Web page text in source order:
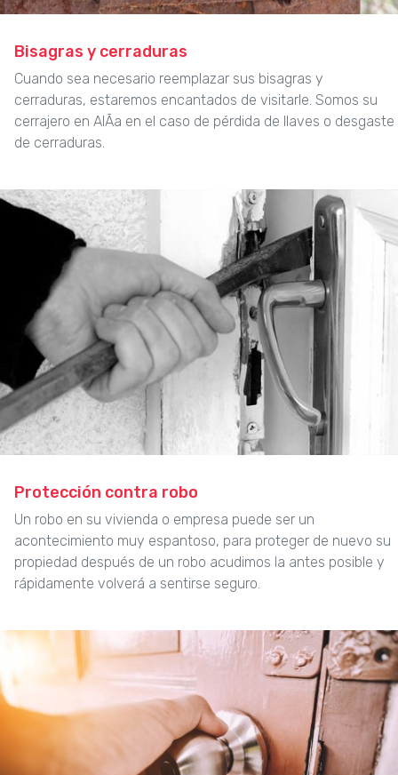
Bisagras y cerraduras
Cuando sea necesario reemplazar sus bisagras y
cerraduras, estaremos encantados de visitarle. Somos su
cerrajero en AlÃ­a en el caso de pérdida de llaves o desgaste
de cerraduras.
Protección contra robo
Un robo en su vivienda o empresa puede ser un
acontecimiento muy espantoso, para proteger de nuevo su
propiedad después de un robo acudimos la antes posible y
rápidamente volverá a sentirse seguro.